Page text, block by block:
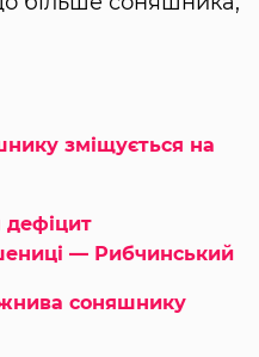
зміщується на
дефіцит
— Рибчинський
соняшнику